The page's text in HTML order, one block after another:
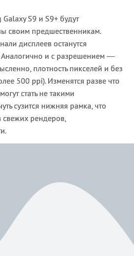
S9 и S9+ будут
своим предшественникам.
дисплеев останутся
и с разрешением —
плотность пикселей и без
500 ppi). Изменятся разве что
стать не такими
сузится нижняя рамка, что
свежих рендеров,